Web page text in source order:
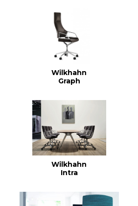
Wilkhahn
Graph
Wilkhahn
Intra